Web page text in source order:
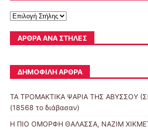
ΆΡΘΡΑ ΑΝΆ ΣΤΉΛΕΣ
ΔΗΜΟΦΙΛΉ ΆΡΘΡΑ
ΤΑ ΤΡΟΜΑΚΤΙΚΑ ΨΑΡΙΑ ΤΗΣ ΑΒΥΣΣΟΥ
(18568 το διάβασαν)
Η ΠΙΟ ΟΜΟΡΦΗ ΘΑΛΑΣΣΑ, ΝΑΖΙΜ